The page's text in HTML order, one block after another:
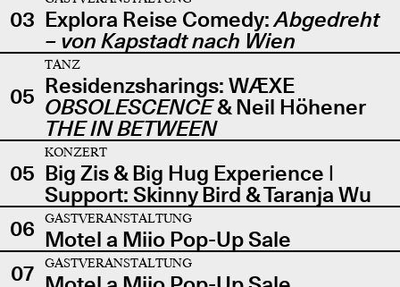
03 Explora Reise Comedy:Abgedreht
– von Kapstadt nach Wien
05
TANZ
Residenzsharings: WÆXE
OBSOLESCENCE& Neil Höhener
THE IN BETWEEN
05
KONZERT
Big Zis & Big Hug Experience |
Support: Skinny Bird & Taranja Wu
06
GASTVERANSTALTUNG
Motel a Miio Pop-Up Sale
07
GASTVERANSTALTUNG